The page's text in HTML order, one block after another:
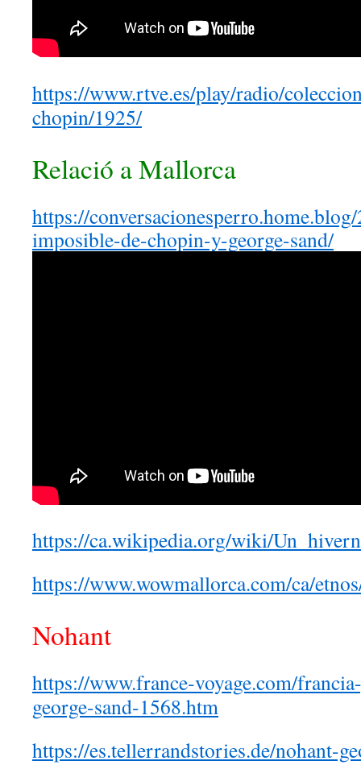
https://www.rtve.es/play/radio/
chopin/1925/
Relació a Mallorca
https://
imposible-de-chopin-y-george-sand/
https://ca.wikipedia.org/wiki/
https://www.wowmallorca.com/ca/
Nohant
https://www.france-voyage.com/
george-sand-1568.htm
https://es.tellerrandstories.de/nohant-